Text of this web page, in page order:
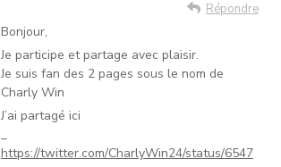
Répondre
Bonjour,
Je participe et partage avec plaisir.
Je suis fan des 2 pages sous le nom de
Charly Win
J’ai partagé ici
_
https://twitter.com/CharlyWin24/status/6547